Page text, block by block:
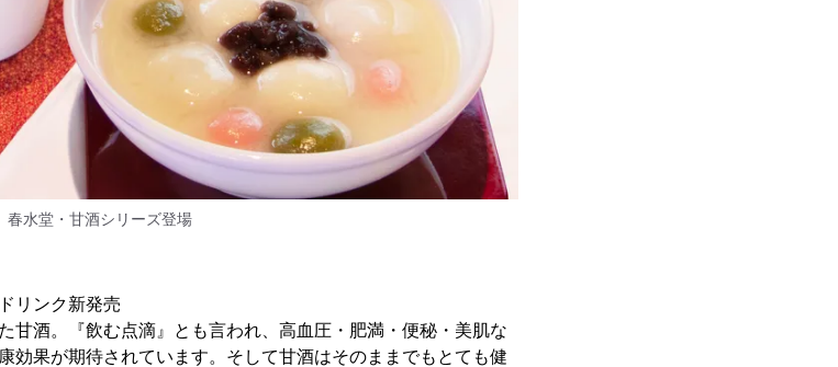
春水堂・甘酒シリーズ登場
リンク新発売
甘酒。『飲む点滴』とも言われ、高血圧・肥満・便秘・美肌な
効果が期待されています。そして甘酒はそのままでもとても健